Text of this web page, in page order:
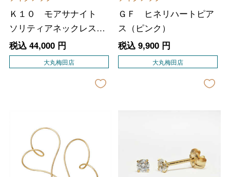
Ｋ１０ モアサナイト
ソリティアネックレス
（ＹＧ）
税込 44,000円
大丸梅田店
ＧＦ ヒネリハートピア
ス（ピンク）
税込 9,900円
大丸梅田店